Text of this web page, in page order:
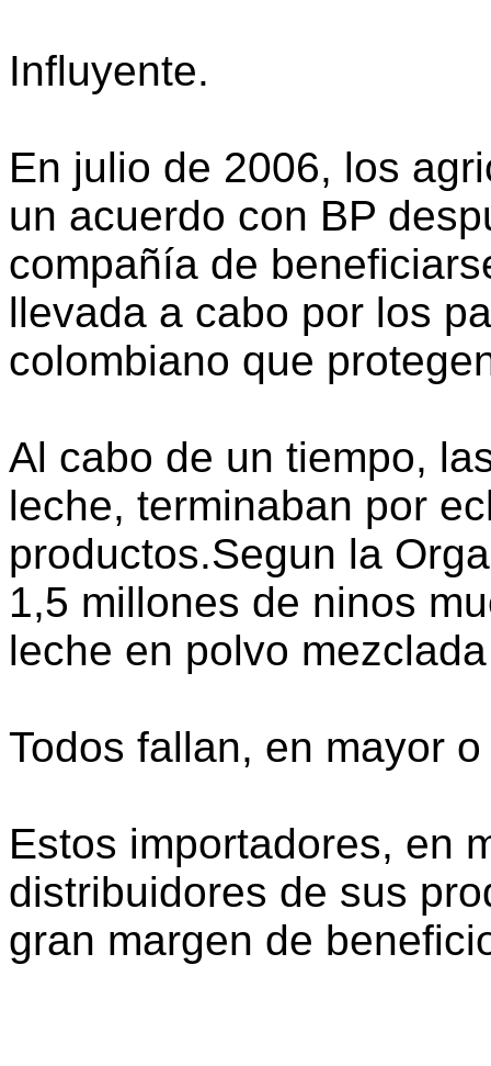
Influyente.
En julio de 2006, los
un acuerdo con BP
compañía de
llevada a cabo por los
colombiano que
Al cabo de un tiempo,
leche, terminaban por
productos.Segun la
1,5 millones de ninos
leche en polvo
Todos fallan, en mayor
Estos importadores, en
distribuidores de sus
gran margen de